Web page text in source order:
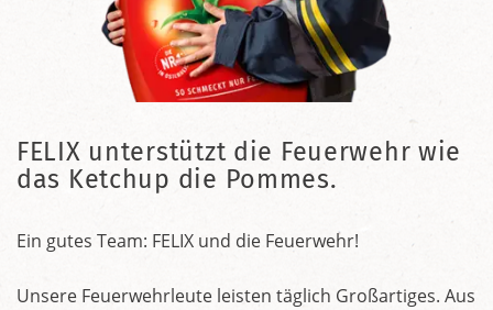
FELIX unterstützt die Feuerwehr wie
das Ketchup die Pommes.
Ein gutes Team: FELIX und die Feuerwehr!
Unsere Feuerwehrleute leisten täglich Großartiges. Aus